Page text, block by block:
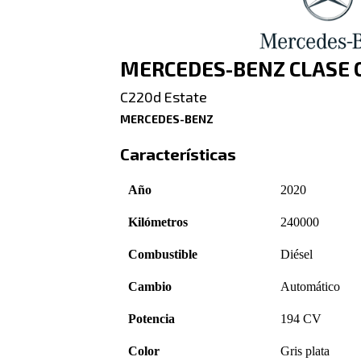
MERCEDES-BENZ CLASE
C220d Estate
MERCEDES-BENZ
Características
Año 2020
Kilómetros 240000
Combustible Diésel
Cambio Automático
Potencia 194 CV
Color Gris plata